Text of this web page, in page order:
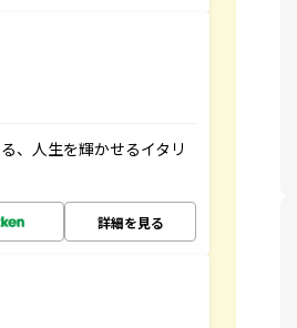
、人生を輝かせるイタリ
詳細を見る